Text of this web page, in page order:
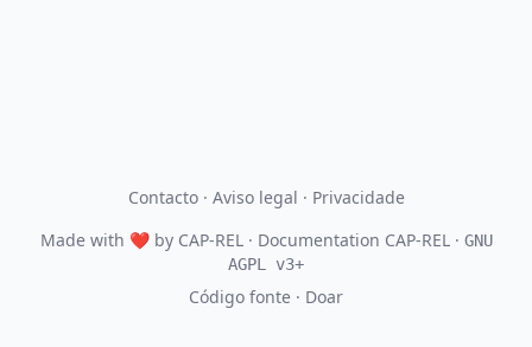
Contacto· Aviso legal · Privacidade
Made with ❤by CAP-REL· Documentation CAP-REL · GNU
AGPL v3+
Código fonte · Doar